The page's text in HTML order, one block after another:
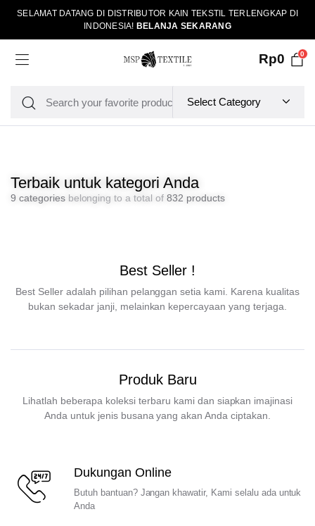
SELAMAT DATANG DI DISTRIBUTOR KAIN TEKSTIL TERLENGKAP DI
INDONESIA! BELANJA SEKARANG
Rp0 0
Terbaik untuk kategori Anda
9 categoriesbelonging to a total of 832 products
Best Seller !
Best Seller adalah pilihan pelanggan setia kami. Karena kualitas
bukan sekadar janji, melainkan kepercayaan yang terjaga.
Produk Baru
Lihatlah beberapa koleksi terbaru kami dan siapkan imajinasi
Anda untuk jenis busana yang akan Anda ciptakan.
Dukungan Online
Butuh bantuan? Jangan khawatir, Kami selalu ada untuk
Anda